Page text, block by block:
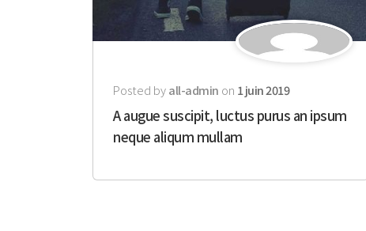
Posted byall-admin on 1 juin 2019
A augue suscipit, luctus purus an ipsum
neque aliqum mullam